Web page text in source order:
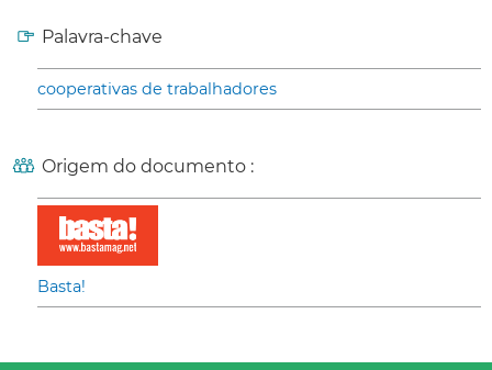
Palavra-chave
cooperativas de trabalhadores
Origem do documento :
Basta!